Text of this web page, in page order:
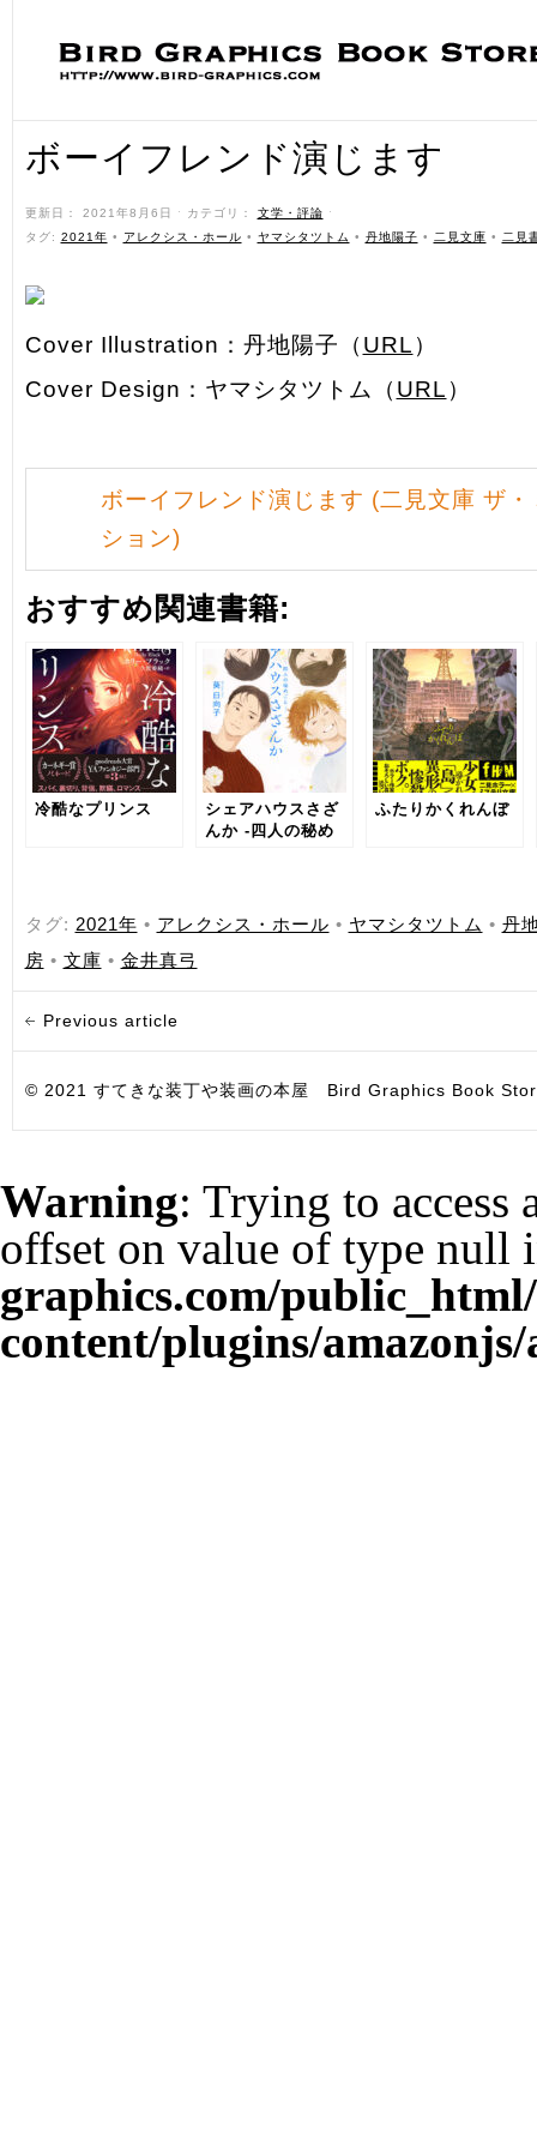
ボーイフレンド演じます
更新日： 2021年8月6日 ˑ カテゴリ： 文学・評論 ˑ
タグ: 2021年 • アレクシス・ホール • ヤマシタツトム • 丹地陽子 • 二見文庫 • 二見
Cover Illustration：丹地陽子（ URL ）
Cover Design：ヤマシタツトム（ URL ）
ボーイフレンド演じます (二見文庫 ザ
ション)
おすすめ関連書籍:
冷酷なプリンス
シェアハウスさざ
んか -四人の秘め
ふたりかくれんぼ
タグ: 2021年 • アレクシス・ホール • ヤマシタツトム • 丹
房 • 文庫 • 金井真弓
Previous article
© 2021 すてきな装丁や装画の本屋 Bird Graphics Book
Warning: Trying to access
offset on value of type null
graphics.com/
content/plugins/